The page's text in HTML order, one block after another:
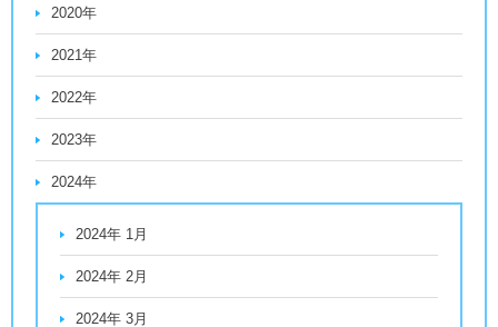
2020年
2021年
2022年
2023年
2024年
2024年 1月
2024年 2月
2024年 3月